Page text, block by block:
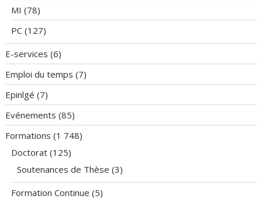
MI (78)
PC (127)
E-services (6)
Emploi du temps (7)
Epinlgé (7)
Evénements (85)
Formations (1 748)
Doctorat (125)
Soutenances de Thèse (3)
Formation Continue (5)